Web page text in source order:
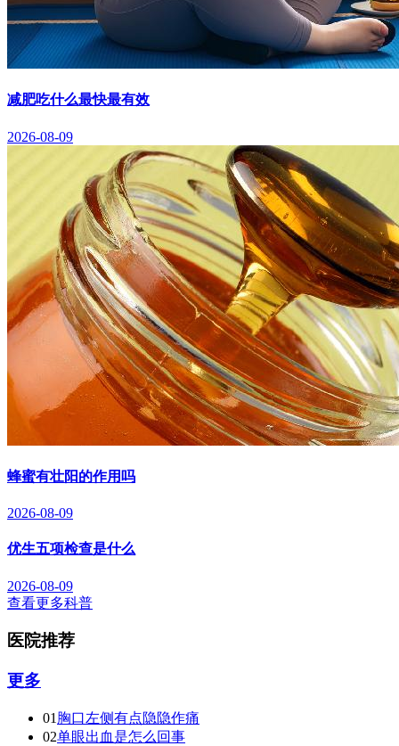
减肥吃什么最快最有效
2026-08-09
蜂蜜有壮阳的作用吗
2026-08-09
优生五项检查是什么
2026-08-09
查看更多科普
医院推荐
更多
01 胸口左侧有点隐隐作痛
02单眼出血是怎么回事